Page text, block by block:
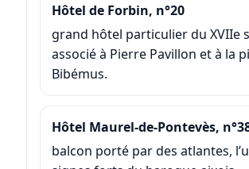
Hôtel de Forbin, n°20
grand hôtel particulier du XVIIe
associé à Pierre Pavillon et à la
Bibémus.
Hôtel Maurel-de-Pontevès,
balcon porté par des atlantes,